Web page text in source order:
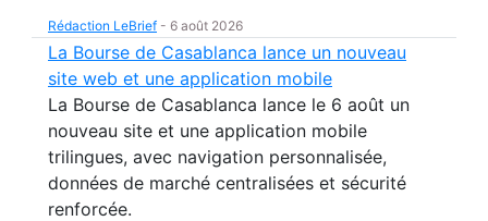
Rédaction LeBrief - 6 août 2026
La Bourse de Casablanca lance un nouveau
site web et une application mobile
La Bourse de Casablanca lance le 6 août un
nouveau site et une application mobile
trilingues, avec navigation personnalisée,
données de marché centralisées et sécurité
renforcée.